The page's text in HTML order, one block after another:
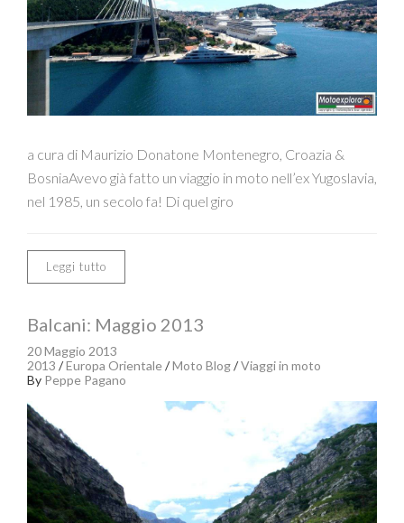
a cura di Maurizio Donatone Montenegro, Croazia &
BosniaAvevo già fatto un viaggio in moto nell’ex Yugoslavia,
nel 1985, un secolo fa! Di quel giro
Leggi tutto
Balcani: Maggio 2013
20 Maggio 2013
2013 /Europa Orientale/Moto Blog/Viaggi in moto
By Peppe Pagano